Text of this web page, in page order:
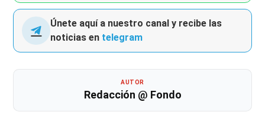
Únete aquí a nuestro canal y recibe las
noticias en telegram
AUTOR
Redacción @ Fondo